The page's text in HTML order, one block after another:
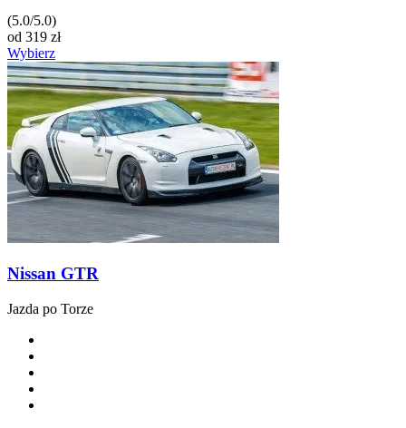
(5.0/5.0)
od 319 zł
Wybierz
Nissan GTR
Jazda po Torze